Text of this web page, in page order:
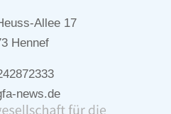
Allee 17
Hennef
news.de